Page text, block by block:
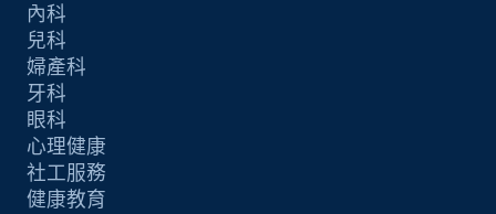
內科
兒科
婦產科
牙科
眼科
心理健康
社工服務
健康教育